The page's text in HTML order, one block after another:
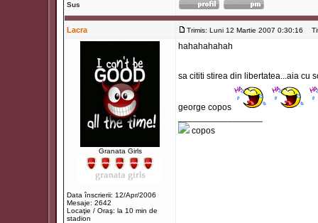
Sus
Lacra Trimis: Luni 12 Martie 2007 0:30:16
Granata Girls
Data înscrierii: 12/Apr/2006
Mesaje: 2642
Locaţie / Oraş: la 10 min de
stadion
hahahahahah
sa cititi stirea din libertatea...aia cu
george copos
copos